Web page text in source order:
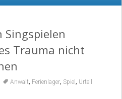
Podcast, O-Töne,
Trauma nicht
Anwalt, Ferienlager, Spiel , Urteil